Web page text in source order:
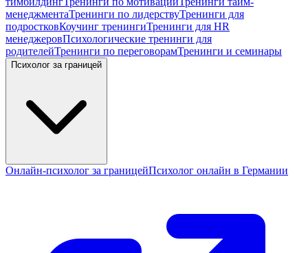
менеджментаТренинги по лидерствуТренинги для
подростковКоучинг тренингиТренинги для HR
менеджеровПсихологические тренинги для
родителейТренинги по переговорамТренинги и семинары
Психолог за границей
Онлайн-психолог за границейПсихолог онлайн в Германии